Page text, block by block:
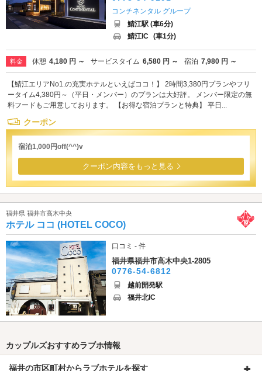
コンチネンタル グループ
鯖江駅 (車6分)
鯖江IC (車1分)
料金 休憩 4,180 円 ～ サービスタイム 6,580 円 ～ 宿泊 7,980 円 ～
【鯖江エリアNo1.の充実ホテルといえばココ！】 2時間3,380円プランやフリ
ータイム4,380円～（平日・メンバー）のプランは大好評。 メンバー限定の無
料フードもご用意しております。 【お得な宿泊プランと特典】 平日...
クーポン
宿泊1,000円off(^^)v
クーポン内容をもっと見る
福井県 福井市高木中央
ホテル ココ (HOTEL COCO)
口コミ - 件
福井県福井市高木中央1-2805
0776-54-6812
越前開発駅
福井北IC
カップルズおすすめラブホ情報
福井の市区町村からラブホテルを探す